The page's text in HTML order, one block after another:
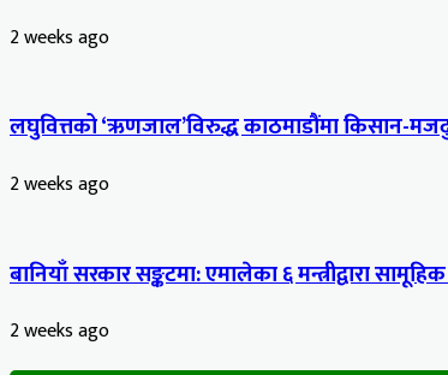
2 weeks ago
लघुवित्तको ‘ऋणजाल’विरुद्ध काठमाडौंमा किसान-
2 weeks ago
बानियाँ सरकार सङ्कटमा: एमालेका ६ मन्त्रीद्वारा
2 weeks ago